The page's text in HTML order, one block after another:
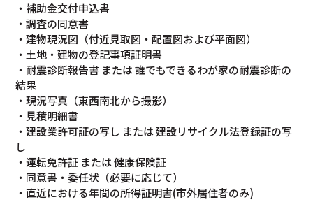
・補助金交付申込書
・調査の同意書
・建物現況図（付近見取図・配置図および平面図）
・土地・建物の登記事項証明書
・耐震診断報告書 または 誰でもできるわが家の耐震診断の
結果
・現況写真（東西南北から撮影）
・見積明細書
・建設業許可証の写し または 建設リサイクル法登録証の写
し
・運転免許証 または 健康保険証
・同意書・委任状（必要に応じて）
・直近における年間の所得証明書(市外居住者のみ)